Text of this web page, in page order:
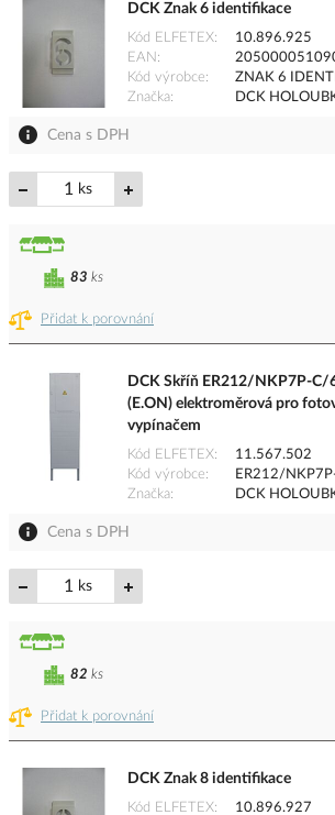
DCK Znak 6 identifikace
Kód ELFETEX
10.896.925
EAN
Kód výrobce
ZNAK 6
Značka
DCK
Cena s DPH
ks
Přidat k porovnání
83 ks
DCK Skříň ER212/NKP7P-C/
(E.ON) elektroměrová pro
vypínačem
Kód ELFETEX
11.567.502
Kód výrobce
ER212/
Značka
DCK
Cena s DPH
ks
Přidat k porovnání
82 ks
DCK Znak 8 identifikace
Kód ELFETEX 10.896.927